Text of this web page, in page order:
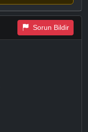
Sorun Bildir